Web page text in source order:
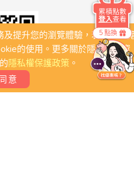
提升您的瀏覽體驗，若繼續瀏
的使用。更多關於隱私保護資
隱私權保護政策。
意
5 點換
累積點數
登入查看